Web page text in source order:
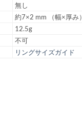
無し
約7×2 mm （幅×厚み）
12.5g
不可
リングサイズガイド